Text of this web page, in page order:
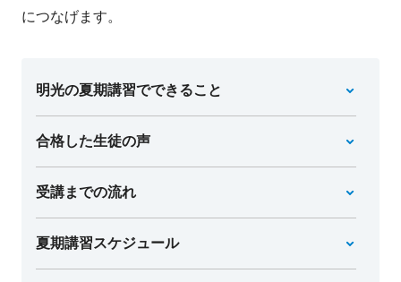
につなげます。
明光の夏期講習でできること
合格した生徒の声
受講までの流れ
夏期講習スケジュール